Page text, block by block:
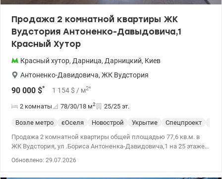
Продажа 2 комнатной квартиры ЖК
Вудстория Антоненко-Давыдовича,1
Красный Хутор
Красный хутор, Дарница, Дарницкий, Киев
Антоненко-Давидовича, ЖК Вудстория
90 000 $* 1 154 $ / м2*
2 комнаты 78/30/18 м2 25/25 эт.
Возле метро єОселя Новострой Укрытие Спецпроект
Продажа 2 комнатной квартиры общей площадью 77,6 кв.м. в
ЖК Вудстория, ул .Бориса Антоненка-Давидовича,1 на 25 этаже.
10 минут пешком. Ремонт от строителей. Счетчики на тепло,
Обновлено: 29.07.2026